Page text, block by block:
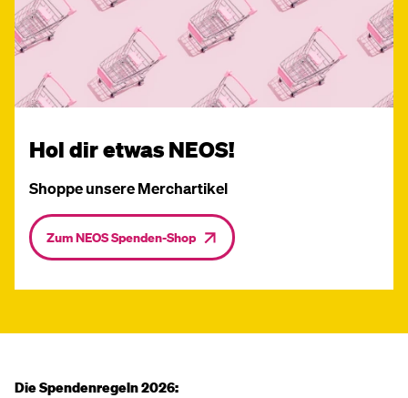
Hol dir etwas NEOS!
Shoppe unsere Merchartikel
Zum NEOS Spenden-Shop
Die Spendenregeln 2026: